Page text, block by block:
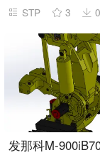
STP 3 0